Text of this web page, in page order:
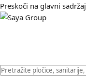
Preskoči na glavni sadržaj